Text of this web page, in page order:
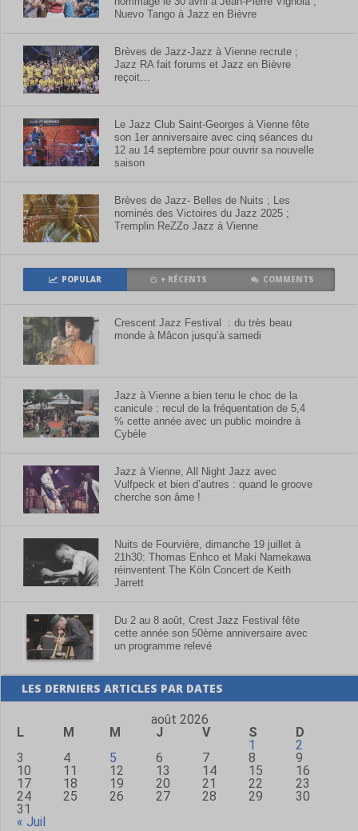
Nuevo Tango à Jazz en Bièvre
Brèves de Jazz-Jazz à Vienne recrute ;
Jazz RA fait forums et Jazz en Bièvre
reçoit…
Le Jazz Club Saint-Georges à Vienne fête
son 1er anniversaire avec cinq séances du
12 au 14 septembre pour ouvrir sa nouvelle
saison
Brèves de Jazz- Belles de Nuits ; Les
nominés des Victoires du Jazz 2025 ;
Tremplin ReZZo Jazz à Vienne
POPULAR + RÉCENTS COMMENTS
Crescent Jazz Festival : du très beau
monde à Mâcon jusqu’à samedi
Jazz à Vienne a bien tenu le choc de la
canicule : recul de la fréquentation de 5,4
% cette année avec un public moindre à
Cybèle
Jazz à Vienne, All Night Jazz avec
Vulfpeck et bien d’autres : quand le groove
cherche son âme !
Nuits de Fourvière, dimanche 19 juillet à
21h30: Thomas Enhco et Maki Namekawa
réinventent The Köln Concert de Keith
Jarrett
Du 2 au 8 août, Crest Jazz Festival fête
cette année son 50ème anniversaire avec
un programme relevé
LES DERNIERS ARTICLES PAR DATES
août 2026
L
M M J V S
D
1
2
3
4 5 6 7 8
9
10
11 12 13 14 15
16
17
18 19 20 21 22
23
24
25 26 27 28 29
30
31
« Juil